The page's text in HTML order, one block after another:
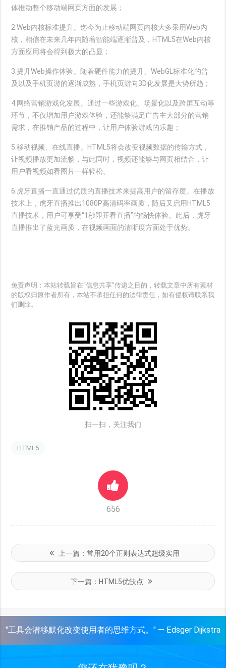
体推动整个移动端网页方面的发展；
2.Web内核标准提升。迄今为止移动端网页内核大多采用Web内
核，相信在未来几年内随着智能端逐渐普及，HTML5在Web内核
方面应用将会得到极大的凸显；
3.提升Web操作体验。随着硬件能力的提升、WebGL标准化的普
及以及手机页游的逐渐成熟，手机页游向3D化发展是大势所趋；
4.网络营销游戏化发展。通过一些游戏化、场景化以及跨屏互动等
环节，不仅增加用户游戏体验，还能够满足广告主大部分的营销
需求，在推销产品的过程中，让用户体验游戏的乐趣；
5.移动视频、在线直播。HTML5将会改变视频数据的传输方式，
让视频播放更加流畅，与此同时，视频还能够与网页相结合，让
用户看视频如看图片一样轻松。
6.虎牙直播一直通过优质的直播技术来提高用户的留存度。在播放
技术上，虎牙直播推出1080P高清码率画质，随后又启用HTML5
直播技术，用户可享受“1秒即开看直播”的畅快体验。此后，虎牙
直播推出了蓝光画质，在视频画面的清晰度方面处于优势。
免责声明：本站转载旨在“信息共享”传递之目的，转载文章中所有素材
的版权归原作者所有，本站不承担任何的法律责任，如有侵权请联系我
们删除。
扫一扫，关注我们
HTML5
656
上一篇： 常用20个正则表达式超级实用
下一篇： HTML5优缺点
"工具会潜移默化改变使用者的思维方式。" — Edsger Dijkstra